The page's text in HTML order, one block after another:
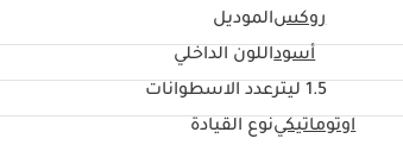
روكسالموديل
أسوداللون الداخلي
1.5 ليتر عدد الاسطوانات
اوتوماتيكينوع القيادة